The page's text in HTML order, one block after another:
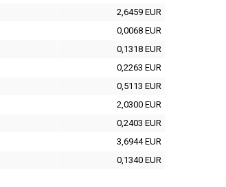
2,6459 EUR
0,0068 EUR
0,1318 EUR
0,2263 EUR
0,5113 EUR
2,0300 EUR
0,2403 EUR
3,6944 EUR
0,1340 EUR